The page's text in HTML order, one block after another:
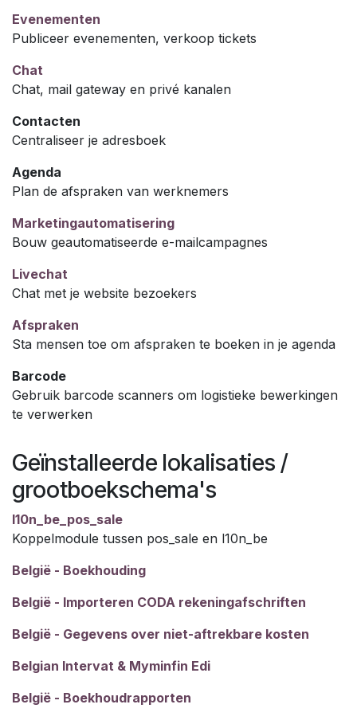
Evenementen
Publiceer evenementen, verkoop tickets
Chat
Chat, mail gateway en privé kanalen
Contacten
Centraliseer je adresboek
Agenda
Plan de afspraken van werknemers
Marketingautomatisering
Bouw geautomatiseerde e-mailcampagnes
Livechat
Chat met je website bezoekers
Afspraken
Sta mensen toe om afspraken te boeken in je agenda
Barcode
Gebruik barcode scanners om logistieke bewerkingen
te verwerken
Geïnstalleerde lokalisaties /
grootboekschema's
l10n_be_pos_sale
Koppelmodule tussen pos_sale en l10n_be
België - Boekhouding
België - Importeren CODA rekeningafschriften
België - Gegevens over niet-aftrekbare kosten
Belgian Intervat & Myminfin Edi
België - Boekhoudrapporten